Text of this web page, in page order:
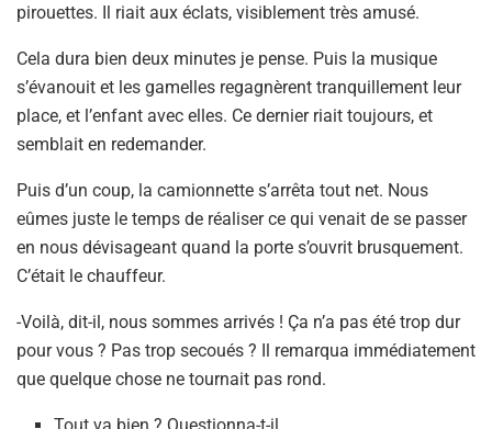
pirouettes. Il riait aux éclats, visiblement très amusé.
Cela dura bien deux minutes je pense. Puis la musique
s’évanouit et les gamelles regagnèrent tranquillement leur
place, et l’enfant avec elles. Ce dernier riait toujours, et
semblait en redemander.
Puis d’un coup, la camionnette s’arrêta tout net. Nous
eûmes juste le temps de réaliser ce qui venait de se passer
en nous dévisageant quand la porte s’ouvrit brusquement.
C’était le chauffeur.
-Voilà, dit-il, nous sommes arrivés ! Ça n’a pas été trop dur
pour vous ? Pas trop secoués ? Il remarqua immédiatement
que quelque chose ne tournait pas rond.